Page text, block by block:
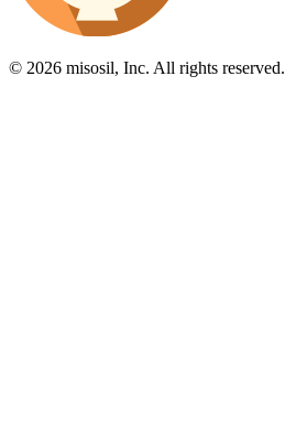
© 2026 misosil, Inc. All rights reserved.